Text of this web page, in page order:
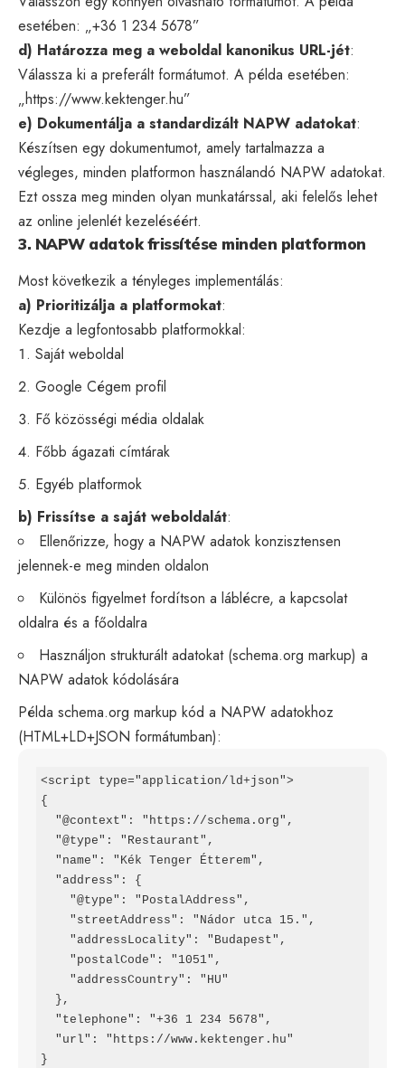
esetében: „+36 1 234 5678”
d) Határozza meg a weboldal kanonikus URL-jét:
Válassza ki a preferált formátumot. A példa esetében:
„https://www.kektenger.hu”
e) Dokumentálja a standardizált NAPW adatokat:
Készítsen egy dokumentumot, amely tartalmazza a
végleges, minden platformon használandó NAPW adatokat.
Ezt ossza meg minden olyan munkatárssal, aki felelős lehet
az online jelenlét kezeléséért.
3. NAPW adatok frissítése minden platformon
Most következik a tényleges implementálás:
a) Prioritizálja a platformokat:
Kezdje a legfontosabb platformokkal:
Saját weboldal
Google Cégem profil
Fő közösségi média oldalak
Főbb ágazati címtárak
Egyéb platformok
b) Frissítse a saját weboldalát:
Ellenőrizze, hogy a NAPW adatok konzisztensen
jelennek-e meg minden oldalon
Különös figyelmet fordítson a láblécre, a kapcsolat
oldalra és a főoldalra
Használjon strukturált adatokat (schema.org markup) a
NAPW adatok kódolására
Példa schema.org markup kód a NAPW adatokhoz
(HTML+LD+JSON formátumban):
<script type="application/ld+json">
{
}